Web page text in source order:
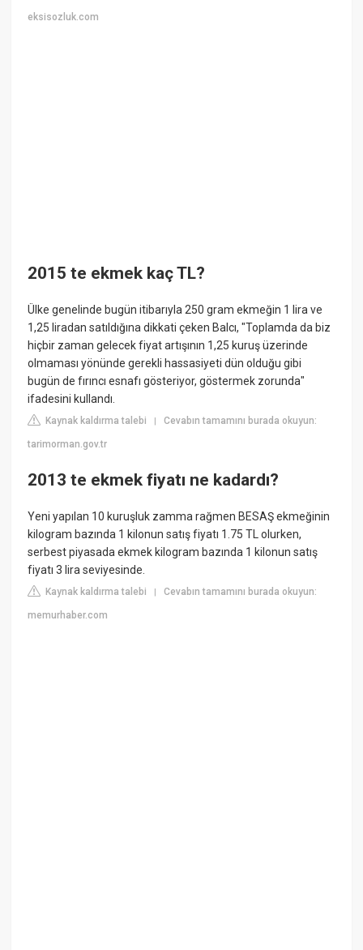
eksisozluk.com
2015 te ekmek kaç TL?
Ülke genelinde bugün itibarıyla 250 gram ekmeğin 1 lira ve
1,25 liradan satıldığına dikkati çeken Balcı, "Toplamda da biz
hiçbir zaman gelecek fiyat artışının 1,25 kuruş üzerinde
olmaması yönünde gerekli hassasiyeti dün olduğu gibi
bugün de fırıncı esnafı gösteriyor, göstermek zorunda"
ifadesini kullandı.
Kaynak kaldırma talebi |Cevabın tamamını burada okuyun:
tarimorman.gov.tr
2013 te ekmek fiyatı ne kadardı?
Yeni yapılan 10 kuruşluk zamma rağmen BESAŞ ekmeğinin
kilogram bazında 1 kilonun satış fiyatı 1.75 TL olurken,
serbest piyasada ekmek kilogram bazında 1 kilonun satış
fiyatı 3 lira seviyesinde.
Kaynak kaldırma talebi |Cevabın tamamını burada okuyun:
memurhaber.com